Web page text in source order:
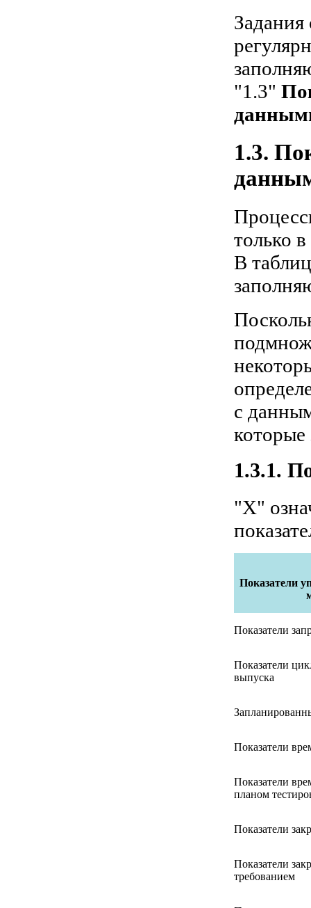
"1.3"
1.3.
только
В
с
1.3.1.
"X"
Показатели
Показатели
Показатели
выпуска
Показатели
Показатели
планом
Показатели
Показатели
требованием